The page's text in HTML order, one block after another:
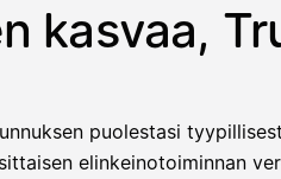
jota asiakas ei ole vielä
maksua
Tavallinen
Kun lasku on
kasvaa,
puolestasi
elinkeinotoiminnan